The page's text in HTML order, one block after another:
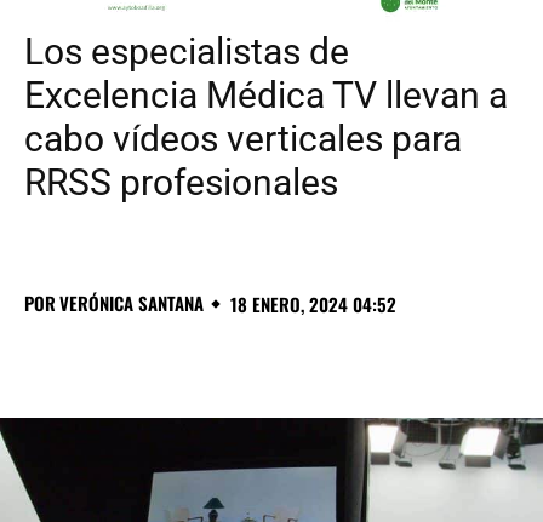
Los especialistas de
Excelencia Médica TV llevan a
cabo vídeos verticales para
RRSS profesionales
PORVERÓNICA SANTANA 18 ENERO, 2024 04:52